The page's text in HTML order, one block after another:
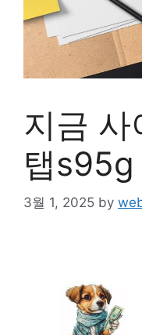
지금 사
탭s95g
3월 1, 2025 by